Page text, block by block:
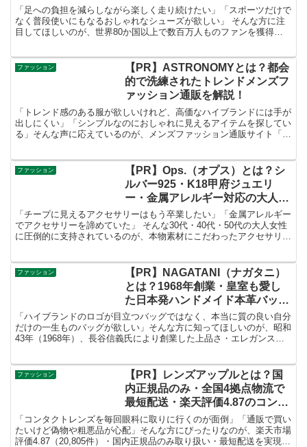
ら最新ウェアまで徹底解説！
「足への負担を減らしながら楽しく走り続けたい」「スポーツだけで
なく普段使いにもなるおしゃれなシューズが欲しい」 そんな方に注
目してほしいのが、世界80か国以上で数百万人ものファンを獲得し
ファッション
【PR】ASTRONOMYとは？都会
的で洗練されたトレンドメンズフ
ァッション通販を解説！
「トレンド感のある服が欲しいけれど、高価なハイブランドには手が
出しにくい」「シンプルなのにおしゃれに見えるアイテムを探してい
る」そんな声に応えているのが、メンズファッション通販サイト「ア
ファッション
【PR】Ops.（オプス）とは？シ
ルバー925・K18甲府ジュエリ
ー・金属アレルギー対応の大人の
ためのアクセサリーブランドを徹
底解説！
「チープに見えるアクセサリーはもう卒業したい」「金属アレルギー
でアクセサリーを諦めていた」 そんな30代・40代・50代の大人女性
に圧倒的に支持されているのが、本物素材にこだわったアクセサリー
ファッション
【PR】NAGATANI（ナガタニ）
とは？1968年創業・皇室も愛し
た日本発ハンドメイド本革バッグ
ブランドを徹底解説！
「ハイブランドのロゴが目立つバッグではなく、本当に質の良い自分
だけの一生ものバッグが欲しい」そんな方に知ってほしいのが、昭和
43年（1968年）、長谷信義氏により創業した上品さ・エレガンスを
ファッション
【PR】レンズアップルとは？国
内正規品のみ・全国4拠点物流で
最短配送・楽天評価4.87のコンタ
クトレンズ通販専門店を徹底解
説！
「コンタクトレンズを毎回眼科に取りに行くのが面倒」「通販で買い
たいけど偽物や粗悪品が心配」そんな方にぴったりなのが、楽天市場
評価4.87（20,805件）・国内正規品のみ取り扱い・最短配送を実現す